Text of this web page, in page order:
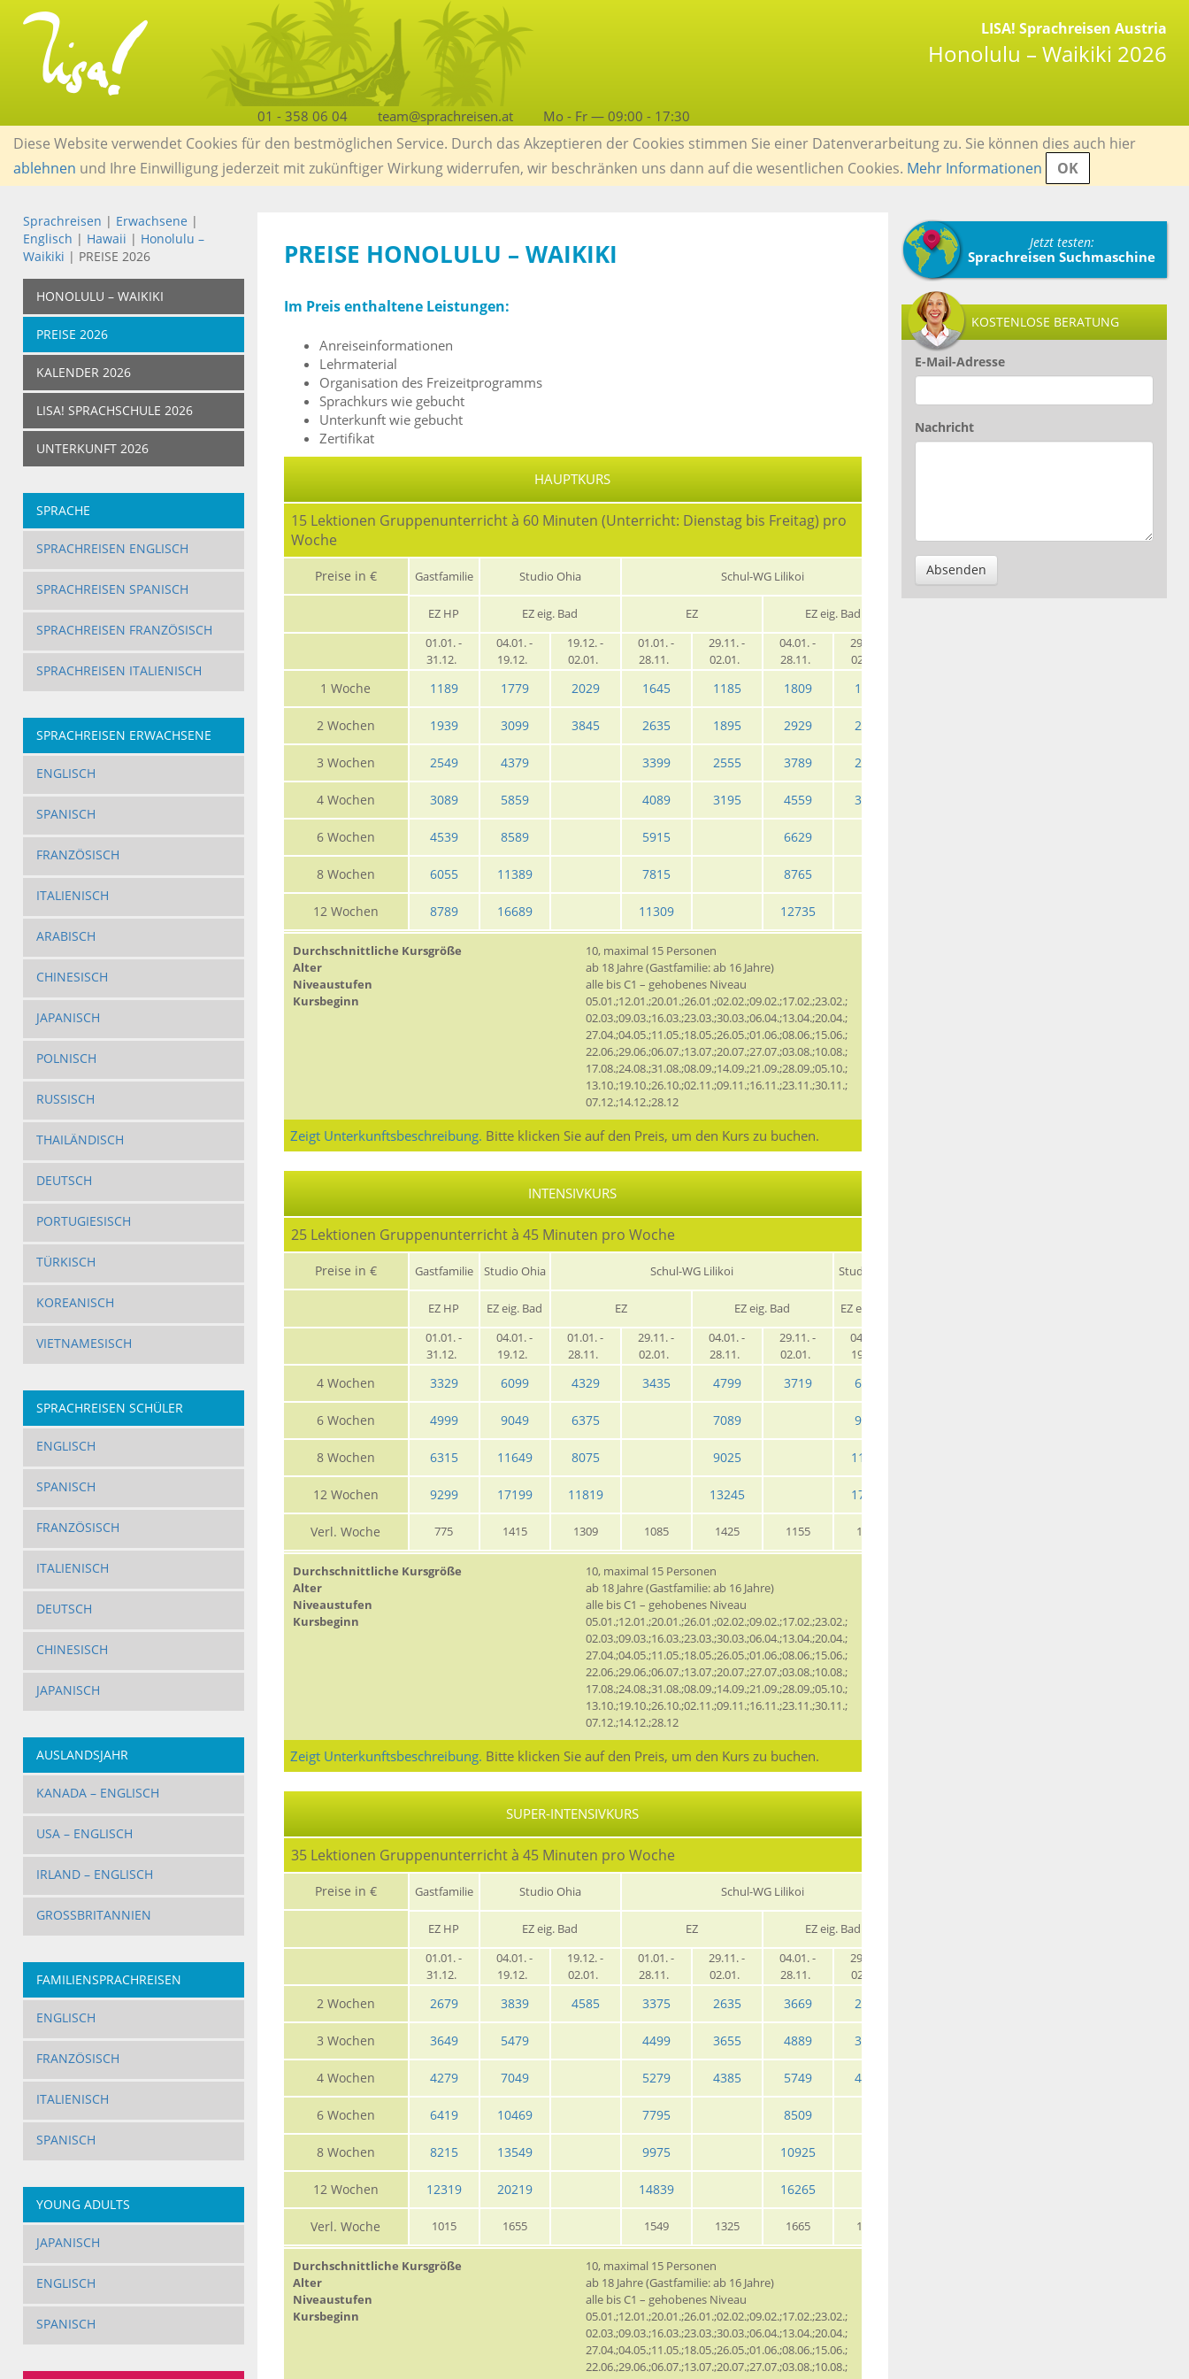
LISA! Sprachreisen Austria
Honolulu – Waikiki 2026
01 - 358 06 04 team@sprachreisen.at Mo - Fr — 09:00 - 17:30
Diese Website verwendet Cookies für den bestmöglichen Service. Durch das Akzeptieren der Cookies stimmen Sie einer Datenverarbeitung zu. Sie können dies auch hier
ablehnen und Ihre Einwilligung jederzeit mit zukünftiger Wirkung widerrufen, wir beschränken uns dann auf die wesentlichen Cookies. Mehr Informationen OK
Sprachreisen | Erwachsene |
Englisch | Hawaii | Honolulu –
Waikiki | PREISE 2026
HONOLULU – WAIKIKI
PREISE 2026
KALENDER 2026
LISA! SPRACHSCHULE 2026
UNTERKUNFT 2026
SPRACHE
SPRACHREISEN ENGLISCH
SPRACHREISEN SPANISCH
SPRACHREISEN FRANZÖSISCH
SPRACHREISEN ITALIENISCH
SPRACHREISEN ERWACHSENE
ENGLISCH
SPANISCH
FRANZÖSISCH
ITALIENISCH
ARABISCH
CHINESISCH
JAPANISCH
POLNISCH
RUSSISCH
THAILÄNDISCH
DEUTSCH
PORTUGIESISCH
TÜRKISCH
KOREANISCH
VIETNAMESISCH
SPRACHREISEN SCHÜLER
ENGLISCH
SPANISCH
FRANZÖSISCH
ITALIENISCH
DEUTSCH
CHINESISCH
JAPANISCH
AUSLANDSJAHR
KANADA – ENGLISCH
USA – ENGLISCH
IRLAND – ENGLISCH
GROSSBRITANNIEN
FAMILIENSPRACHREISEN
ENGLISCH
FRANZÖSISCH
ITALIENISCH
SPANISCH
YOUNG ADULTS
JAPANISCH
ENGLISCH
SPANISCH
PREISE HONOLULU – WAIKIKI
Im Preis enthaltene Leistungen:
Anreiseinformationen
Lehrmaterial
Organisation des Freizeitprogramms
Sprachkurs wie gebucht
Unterkunft wie gebucht
Zertifikat
HAUPTKURS
15 Lektionen Gruppenunterricht à 60 Minuten (Unterricht: Dienstag bis Freitag) pro
Woche
Preise in € Gastfamilie Studio Ohia Schul-WG Lilikoi Studio Plus
EZ HP
EZ eig. Bad EZ EZ eig. Bad
01.01. -
31.12.
04.01. -
19.12.
19.12. -
02.01.
01.01. -
28.11.
29.11. -
02.01.
04.01. -
28.11.
29.11. -
02.01.
1 Woche 1189 1779 2029 1645 1185 1809 1255
2 Wochen 1939 3099 3845 2635 1895 2929 2039
3 Wochen 2549 4379 3399 2555 3789 2769
4 Wochen 3089 5859 4089 3195 4559 3479
6 Wochen 4539 8589 5915 6629
8 Wochen 6055 11389 7815 8765
12 Wochen 8789 16689 11309 12735
Durchschnittliche Kursgröße
10, maximal 15 Personen
Alter
ab 18 Jahre (Gastfamilie: ab 16 Jahre)
Niveaustufen
alle bis C1 – gehobenes Niveau
Kursbeginn
05.01.;12.01.;20.01.;26.01.;02.02.;09.02.;17.02.;23.02.;
02.03.;09.03.;16.03.;23.03.;30.03.;06.04.;13.04.;20.04.;
27.04.;04.05.;11.05.;18.05.;26.05.;01.06.;08.06.;15.06.;
22.06.;29.06.;06.07.;13.07.;20.07.;27.07.;03.08.;10.08.;
17.08.;24.08.;31.08.;08.09.;14.09.;21.09.;28.09.;05.10.;
13.10.;19.10.;26.10.;02.11.;09.11.;16.11.;23.11.;30.11.;
07.12.;14.12.;28.12
Zeigt Unterkunftsbeschreibung. Bitte klicken Sie auf den Preis, um den Kurs zu buchen.
INTENSIVKURS
25 Lektionen Gruppenunterricht à 45 Minuten pro Woche
Preise in € Gastfamilie Studio Ohia Schul-WG Lilikoi Studio Plus
EZ HP
EZ eig. Bad EZ EZ eig. Bad EZ eig. Bad
01.01. -
31.12.
04.01. -
19.12.
01.01. -
28.11.
29.11. -
02.01.
04.01. -
28.11.
29.11. -
02.01.
04.01. -
19.12.
4 Wochen 3329 6099 4329 3435 4799 3719 6099
6 Wochen 4999 9049 6375 7089 9049
8 Wochen 6315 11649 8075 9025 11649
12 Wochen 9299 17199 11819 13245 17199
Verl. Woche 775 1415 1309 1085 1425 1155 1415
Durchschnittliche Kursgröße
10, maximal 15 Personen
Alter
ab 18 Jahre (Gastfamilie: ab 16 Jahre)
Niveaustufen
alle bis C1 – gehobenes Niveau
Kursbeginn
05.01.;12.01.;20.01.;26.01.;02.02.;09.02.;17.02.;23.02.;
02.03.;09.03.;16.03.;23.03.;30.03.;06.04.;13.04.;20.04.;
27.04.;04.05.;11.05.;18.05.;26.05.;01.06.;08.06.;15.06.;
22.06.;29.06.;06.07.;13.07.;20.07.;27.07.;03.08.;10.08.;
17.08.;24.08.;31.08.;08.09.;14.09.;21.09.;28.09.;05.10.;
13.10.;19.10.;26.10.;02.11.;09.11.;16.11.;23.11.;30.11.;
07.12.;14.12.;28.12
Zeigt Unterkunftsbeschreibung. Bitte klicken Sie auf den Preis, um den Kurs zu buchen.
SUPER-INTENSIVKURS
35 Lektionen Gruppenunterricht à 45 Minuten pro Woche
Preise in € Gastfamilie Studio Ohia Schul-WG Lilikoi
EZ HP
EZ eig. Bad EZ EZ eig. Bad
01.01. -
31.12.
04.01. -
19.12.
19.12. -
02.01.
01.01. -
28.11.
29.11. -
02.01.
04.01. -
28.11.
29.11. -
02.01.
2 Wochen 2679 3839 4585 3375 2635 3669 2779
3 Wochen 3649 5479 4499 3655 4889 3869
4 Wochen 4279 7049 5279 4385 5749 4669
6 Wochen 6419 10469 7795 8509
8 Wochen 8215 13549 9975 10925
12 Wochen 12319 20219 14839 16265
Verl. Woche 1015 1655 1549 1325 1665 1395
Durchschnittliche Kursgröße
10, maximal 15 Personen
Alter
ab 18 Jahre (Gastfamilie: ab 16 Jahre)
Niveaustufen
alle bis C1 – gehobenes Niveau
Kursbeginn
05.01.;12.01.;20.01.;26.01.;02.02.;09.02.;17.02.;23.02.;
02.03.;09.03.;16.03.;23.03.;30.03.;06.04.;13.04.;20.04.;
27.04.;04.05.;11.05.;18.05.;26.05.;01.06.;08.06.;15.06.;
22.06.;29.06.;06.07.;13.07.;20.07.;27.07.;03.08.;10.08.;
Jetzt testen:
Sprachreisen Suchmaschine
KOSTENLOSE BERATUNG
E-Mail-Adresse
Nachricht
Absenden